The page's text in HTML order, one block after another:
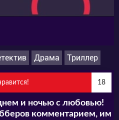
Драма Триллер
18
и ночью с любовью!
комментарием, им